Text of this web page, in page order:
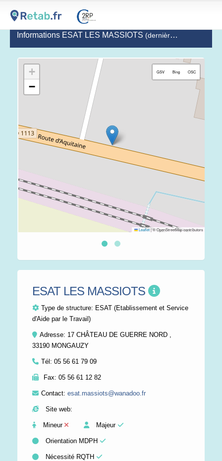
Informations ESAT LES MASSIOTS (dernière mise à jour le 2023-02-13)
+
−
GSV Bing OSC
Leaflet|© OpenStreetMap contributors
ESAT LES MASSIOTS
Type de structure: ESAT (Etablissement et Service
d'Aide par le Travail)
Adresse: 17 CHÂTEAU DE GUERRE NORD ,
33190 MONGAUZY
Tél: 05 56 61 79 09
Fax: 05 56 61 12 82
Contact: esat.massiots@wanadoo.fr
Site web:
Mineur Majeur
Orientation MDPH
Nécessité RQTH